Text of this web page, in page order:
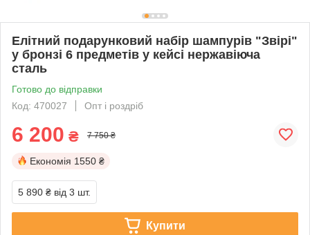
Елітний подарунковий набір шампурів "Звірі"
у бронзі 6 предметів у кейсі нержавіюча
сталь
Готово до відправки
Код: 470027
Опт і роздріб
6 200 ₴ 7 750 ₴
Економія 1550 ₴
5 890 ₴ від 3 шт.
Купити